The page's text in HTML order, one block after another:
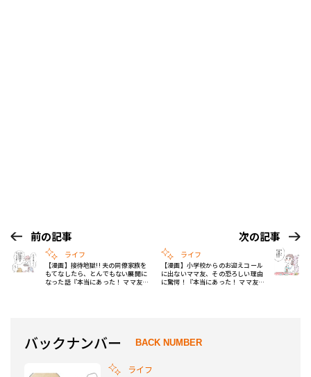
前の記事
ライフ
【漫画】接待地獄!! 夫の同僚家族を
もてなしたら、とんでもない展開に
なった話『本当にあった！ ママ友リ
次の記事
ライフ
【漫画】小学校からのお迎えコール
に出ないママ友、その恐ろしい理由
に驚愕！『本当にあった！ ママ友リ
バックナンバー BACK NUMBER
ライフ